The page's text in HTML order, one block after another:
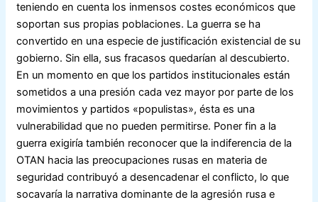
teniendo en cuenta los inmensos costes económicos que
soportan sus propias poblaciones. La guerra se ha
convertido en una especie de justificación existencial de su
gobierno. Sin ella, sus fracasos quedarían al descubierto.
En un momento en que los partidos institucionales están
sometidos a una presión cada vez mayor por parte de los
movimientos y partidos «populistas», ésta es una
vulnerabilidad que no pueden permitirse. Poner fin a la
guerra exigiría también reconocer que la indiferencia de la
OTAN hacia las preocupaciones rusas en materia de
seguridad contribuyó a desencadenar el conflicto, lo que
socavaría la narrativa dominante de la agresión rusa e